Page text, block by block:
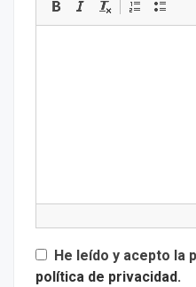
He leído y acepto la
política de privacidad.